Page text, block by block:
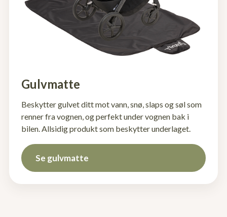
Gulvmatte
Beskytter gulvet ditt mot vann, snø, slaps og søl som
renner fra vognen, og perfekt under vognen bak i
bilen. Allsidig produkt som beskytter underlaget.
Se gulvmatte